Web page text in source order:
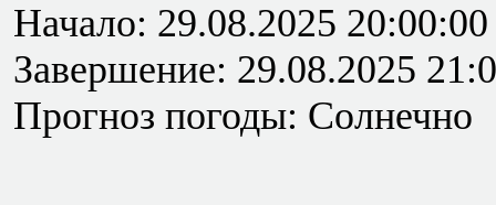
Начало: 29.08.2025 20:00:00
Завершение: 29.08.2025
Прогноз погоды: Солнечно